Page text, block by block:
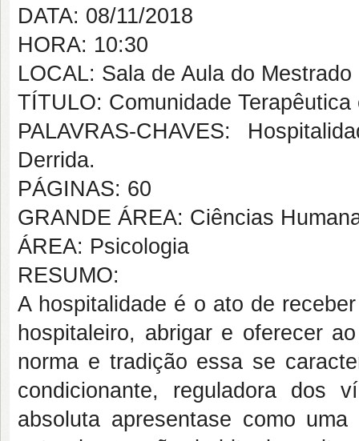
DATA: 08/11/2018
HORA: 10:30
LOCAL: Sala de Aula do Mestrado
TÍTULO: Comunidade
PALAVRAS-CHAVES:
Derrida.
PÁGINAS: 60
GRANDE ÁREA: Ciências
ÁREA: Psicologia
RESUMO:
A hospitalidade é o ato de
hospitaleiro, abrigar e oferecer
norma e tradição essa se
condicionante, reguladora dos
absoluta apresentase como